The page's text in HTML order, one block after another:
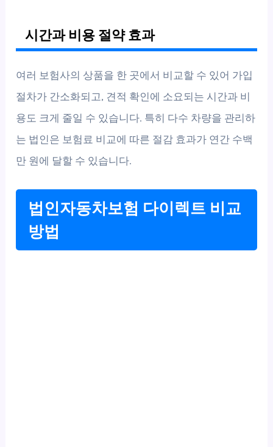
시간과 비용 절약 효과
여러 보험사의 상품을 한 곳에서 비교할 수 있어 가입
절차가 간소화되고, 견적 확인에 소요되는 시간과 비
용도 크게 줄일 수 있습니다. 특히 다수 차량을 관리하
는 법인은 보험료 비교에 따른 절감 효과가 연간 수백
만 원에 달할 수 있습니다.
법인자동차보험 다이렉트 비교
방법